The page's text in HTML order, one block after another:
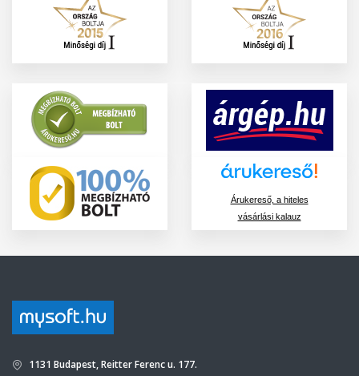
Árukereső, a hiteles
vásárlási kalauz
1131 Budapest, Reitter Ferenc u. 177.